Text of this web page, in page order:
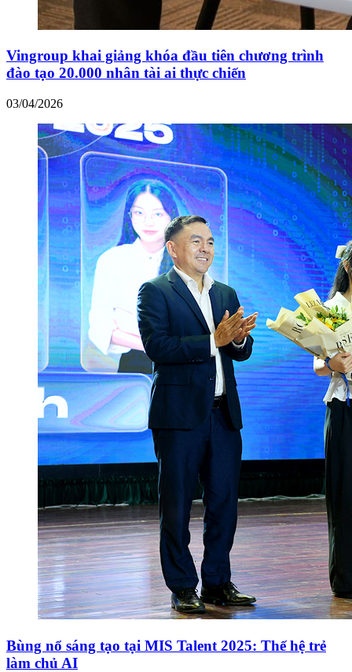
Vingroup khai giảng khóa đầu tiên chương trình
đào tạo 20.000 nhân tài ai thực chiến
03/04/2026
Bùng nổ sáng tạo tại MIS Talent 2025: Thế hệ trẻ
làm chủ AI